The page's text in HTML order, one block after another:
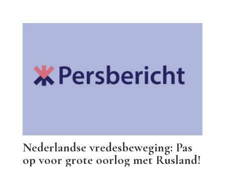
Nederlandse vredesbeweging: Pas
op voor grote oorlog met Rusland!